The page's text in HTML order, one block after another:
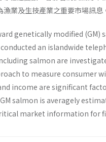
業及生技產業之重要市場訊息
genetically modified
an islandwide
salmon are
to measure consumer
income are significant
salmon is averagely
market information for